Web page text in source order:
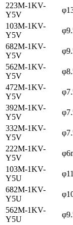
223M-1KV-
Y5V
103M-1KV-
Y5V
682M-1KV-
Y5V
562M-1KV-
Y5V
472M-1KV-
Y5V
392M-1KV-
Y5V
332M-1KV-
Y5V
222M-1KV-
Y5V
103M-1KV-
Y5U
682M-1KV-
Y5U
562M-1KV-
Y5U